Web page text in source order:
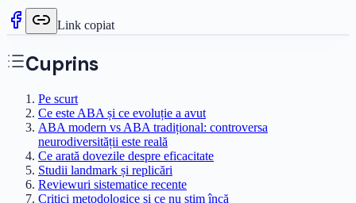
Link copiat
Cuprins
Pe scurt
Ce este ABA și ce evoluție a avut
ABA modern vs ABA tradițional: controversa
neurodiversității este reală
Ce arată dovezile despre eficacitate
Studii landmark și replicări
Reviewuri sistematice recente
Critici metodologice și ce nu știm încă